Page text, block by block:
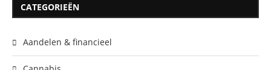
CATEGORIEËN
Aandelen & financieel